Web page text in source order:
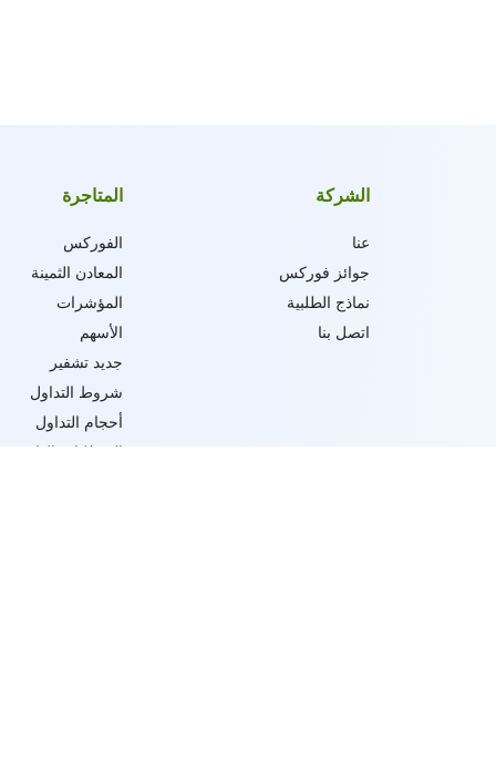
الشركة
عنا
جوائز فوركس
نماذج الطلبية
اتصل بنا
المتاجرة
الفوركس
المعادن الثمينة
المؤشرات
الأسهم
جديد تشفير
شروط التداول
أحجام التداول
المتطلبات الهامشية